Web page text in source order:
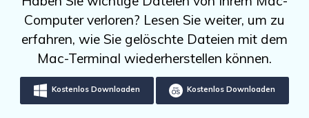
Unbegrenzte Daten vom Mac-System
wiederherstellen
Kostenlos Testen
Datenverlust-Szenarien
ALLE FUNKTIONEN ENTDECKEN
Aktuelles Thema
Sign In
search
Computer verloren? Lesen Sie weiter, um zu
erfahren, wie Sie gelöschte Dateien mit dem
Mac-Terminal wiederherstellen können.
Kostenlos Downloaden Kostenlos Downloaden